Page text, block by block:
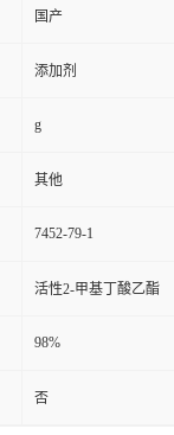
国产
添加剂
g
其他
7452-79-1
活性2-甲基丁酸乙酯
98%
否